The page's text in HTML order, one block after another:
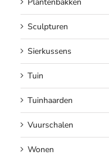
Sculpturen
Sierkussens
Tuin
Tuinhaarden
Vuurschalen
Wonen